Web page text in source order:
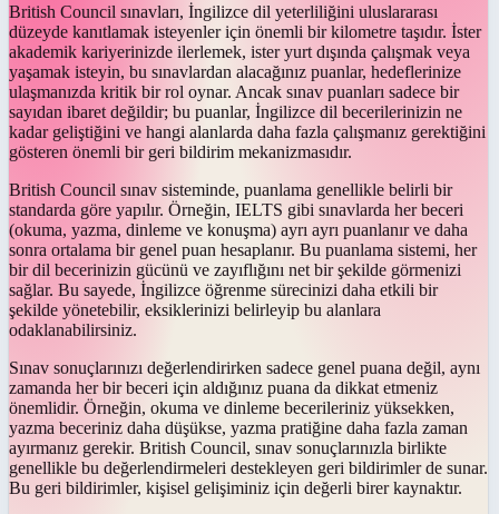
British Council sınavları, İngilizce dil yeterliliğini uluslararası
düzeyde kanıtlamak isteyenler için önemli bir kilometre taşıdır. İster
akademik kariyerinizde ilerlemek, ister yurt dışında çalışmak veya
yaşamak isteyin, bu sınavlardan alacağınız puanlar, hedeflerinize
ulaşmanızda kritik bir rol oynar. Ancak sınav puanları sadece bir
sayıdan ibaret değildir; bu puanlar, İngilizce dil becerilerinizin ne
kadar geliştiğini ve hangi alanlarda daha fazla çalışmanız gerektiğini
gösteren önemli bir geri bildirim mekanizmasıdır.
British Council sınav sisteminde, puanlama genellikle belirli bir
standarda göre yapılır. Örneğin, IELTS gibi sınavlarda her beceri
(okuma, yazma, dinleme ve konuşma) ayrı ayrı puanlanır ve daha
sonra ortalama bir genel puan hesaplanır. Bu puanlama sistemi, her
bir dil becerinizin gücünü ve zayıflığını net bir şekilde görmenizi
sağlar. Bu sayede, İngilizce öğrenme sürecinizi daha etkili bir
şekilde yönetebilir, eksiklerinizi belirleyip bu alanlara
odaklanabilirsiniz.
Sınav sonuçlarınızı değerlendirirken sadece genel puana değil, aynı
zamanda her bir beceri için aldığınız puana da dikkat etmeniz
önemlidir. Örneğin, okuma ve dinleme becerileriniz yüksekken,
yazma beceriniz daha düşükse, yazma pratiğine daha fazla zaman
ayırmanız gerekir. British Council, sınav sonuçlarınızla birlikte
genellikle bu değerlendirmeleri destekleyen geri bildirimler de sunar.
Bu geri bildirimler, kişisel gelişiminiz için değerli birer kaynaktır.